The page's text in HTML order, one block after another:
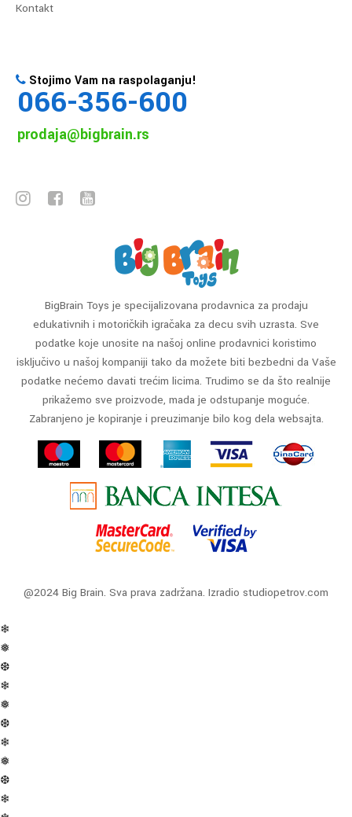
Kontakt
Stojimo Vam na raspolaganju!
066-356-600
prodaja@bigbrain.rs
BigBrain Toys je specijalizovana prodavnica za prodaju
edukativnih i motoričkih igračaka za decu svih uzrasta. Sve
podatke koje unosite na našoj online prodavnici koristimo
isključivo u našoj kompaniji tako da možete biti bezbedni da Vaše
podatke nećemo davati trećim licima. Trudimo se da što realnije
prikažemo sve proizvode, mada je odstupanje moguće.
Zabranjeno je kopiranje i preuzimanje bilo kog dela websajta.
@2024 Big Brain. Sva prava zadržana. Izradio studiopetrov.com
❄
❅
❆
❄
❅
❆
❄
❅
❆
❄